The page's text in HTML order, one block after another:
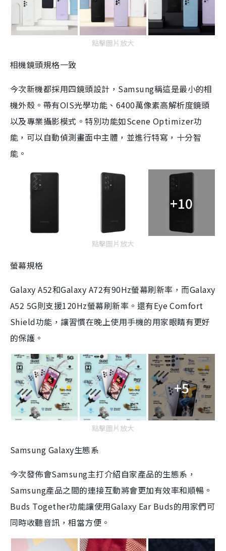
點擊圖片放大
相機鏡頭規格一致
今次新機都採用四鏡頭設計，Samsung稱這是最小的相
機外殼。帶有OIS光學功能、6400萬像素高解析度鏡頭
以及專業攝影模式。特別功能如Scene Optimizer功
能，可以自動偵測畫面中主體，並進行特寫，十分智
能。
+10
點擊圖片放大
螢幕規格
Galaxy A52和Galaxy A72有90Hz螢幕刷新率，而Galaxy
A52 5G則支援120Hz螢幕刷新率。還有Eye Comfort
Shield功能，讓習慣在晚上使用手機的用家眼睛有更好
的保護。
+5
點擊圖片放大
Samsung Galaxy生態系
今次發佈會Samsung主打介紹自家產品的生態系，
Samsung產品之間的連接互動將會更加有效率和順暢。
Buds Together功能讓使用Galaxy Ear Buds的用家們可
同時收聽音訊，相當方便。